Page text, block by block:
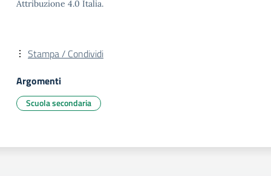
Attribuzione 4.0 Italia.
Stampa / Condividi
Argomenti
Scuola secondaria